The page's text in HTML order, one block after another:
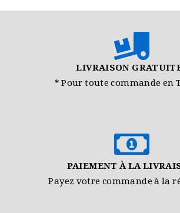
LIVRAISON
* Pour toute commande en
PAIEMENT À LA
Payez votre commande à la